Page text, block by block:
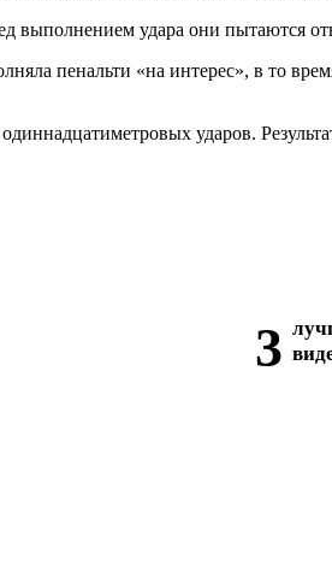
выполнением удара они пытаются
пенальти «на интерес», в то
ударов.
3